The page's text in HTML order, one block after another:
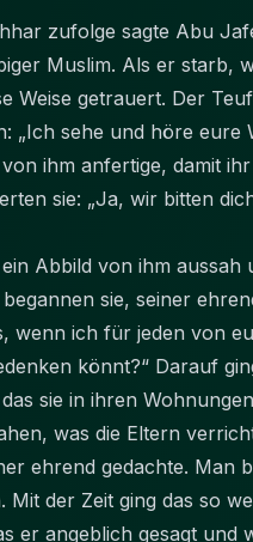
zufolge sagte Abu
Muslim. Als er starb,
Weise getrauert. Der
„Ich sehe und höre
ihm anfertige, damit
sie: „Ja, wir bitten
Abbild von ihm aussah
sie, seiner
wenn ich für jeden von
könnt?“ Darauf
sie in ihren
was die Eltern
ehrend gedachte. Man
der Zeit ging das so
er angeblich gesagt und